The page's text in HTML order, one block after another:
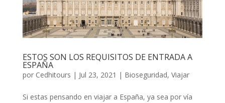
ESTOS SON LOS REQUISITOS DE ENTRADA A
ESPAÑA
por Cedhitours | Jul 23, 2021 | Bioseguridad, Viajar
Si estas pensando en viajar a España, ya sea por vía